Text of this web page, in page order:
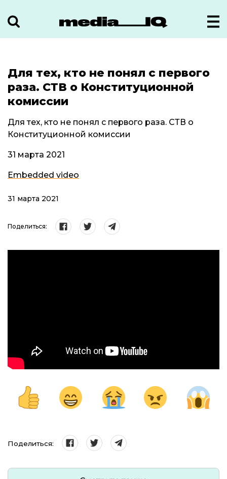
Для тех, кто не понял с первого
раза. СТВ о Конституционной
комиссии
Для тех, кто не понял с первого раза. СТВ о
Конституционной комиссии
31 марта 2021
Embedded video
31 марта 2021
Поделиться:
Поделиться: